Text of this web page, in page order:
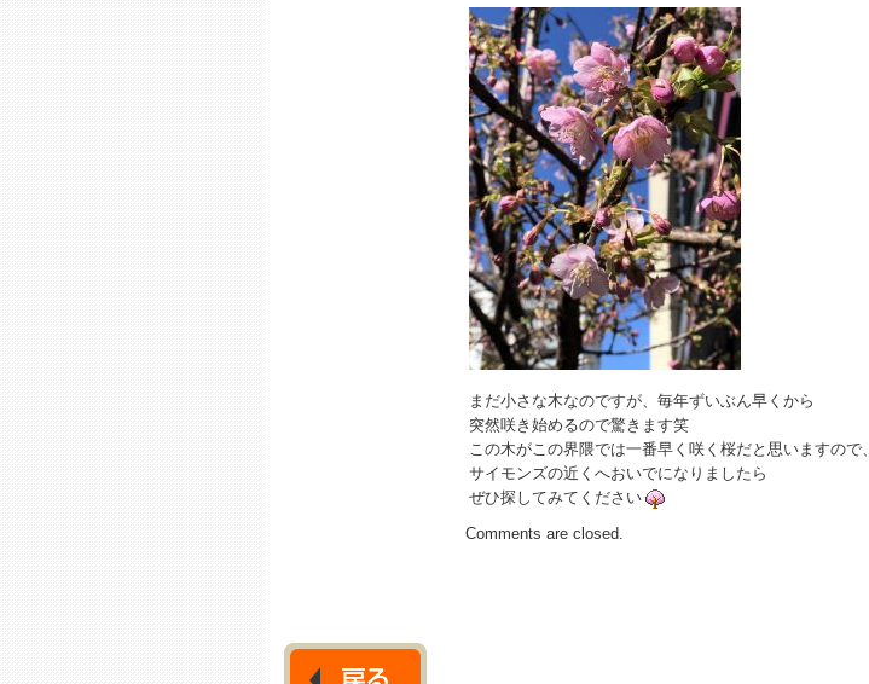
まだ小さな木なのですが、毎年ずいぶん早くから
突然咲き始めるので驚きます笑
この木がこの界隈では一番早く咲く桜だと思いますので、
サイモンズの近くへおいでになりましたら
ぜひ探してみてください
Comments are closed.